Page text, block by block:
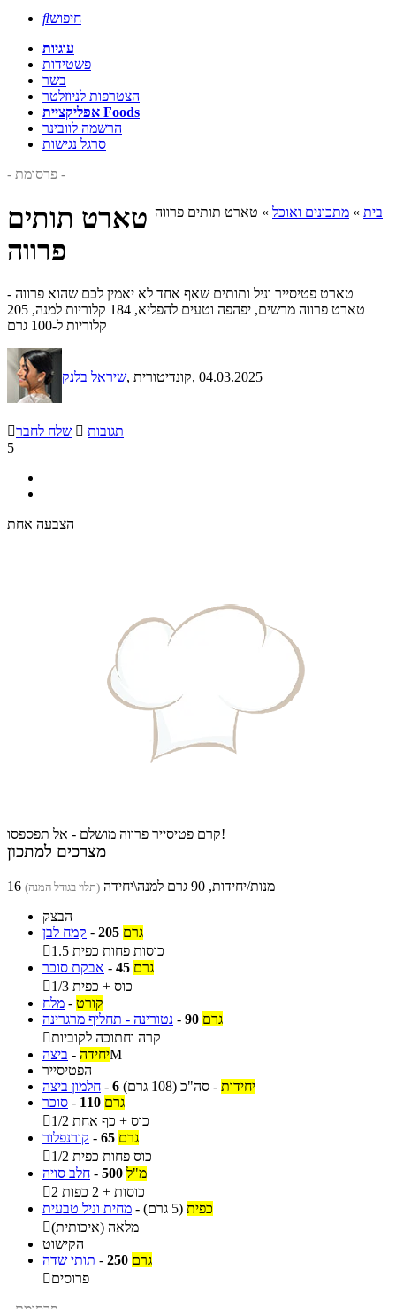
חיפוש
עוגיות
פשטידות
בשר
הצטרפות לניוזלטר
אפליקציית Foods
הרשמה לוובינר
סרגל נגישות
- פרסומת -
בית » מתכונים ואוכל » טארט תותים פרווה טארט תותים
פרווה
טארט פטיסייר וניל ותותים שאף אחד לא יאמין לכם שהוא פרווה -
טארט פרווה מרשים, יפהפה וטעים להפליא, 184 קלוריות למנה, 205
קלוריות ל-100 גרם
שיראל בלנק , קונדיטורית, 04.03.2025
שלח לחבר  תגובות
5
הצבעה אחת
קרם פטיסייר פרווה מושלם - אל תפספסו!
מצרכים למתכון
16 מנות/יחידות, 90 גרם למנה\יחידה (תלוי בגודל המנה)
הבצק
קמח לבן - 205 גרם

1.5 כוסות פחות כפית
אבקת סוכר - 45 גרם

1/3 כוס + כפית
מלח - קורט
נטורינה - תחליף מרגרינה - 90 גרם
קרה וחתוכה לקוביות
ביצה - יחידהM
הפטיסייר
חלמון ביצה - 6 יחידות - סה"כ (108 גרם)
סוכר - 110 גרם

1/2 כוס + כף אחת
קורנפלור - 65 גרם

1/2 כוס פחות כפית
חלב סויה - 500 מ"ל

2 כוסות + 2 כפות
מחית וניל טבעית - כפית (5 גרם)
מלאה (איכותית)
הקישוט
תותי שדה - 250 גרם
פרוסים